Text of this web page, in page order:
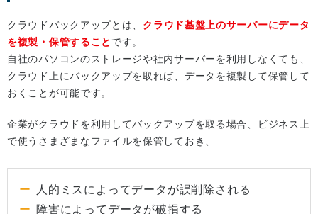
クラウドバックアップとは、 クラウド基盤上のサーバーにデータ
を複製・保管すること です。
自社のパソコンのストレージや社内サーバーを利用しなくても、
クラウド上にバックアップを取れば、データを複製して保管して
おくことが可能です。
企業がクラウドを利用してバックアップを取る場合、ビジネス上
で使うさまざまなファイルを保管しておき、
人的ミスによってデータが誤削除される
障害によってデータが破損する